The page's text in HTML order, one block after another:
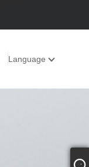
Language